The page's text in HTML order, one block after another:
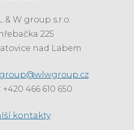
& W group s.r.o.
225
nad Labem
466 610 650
kontakty